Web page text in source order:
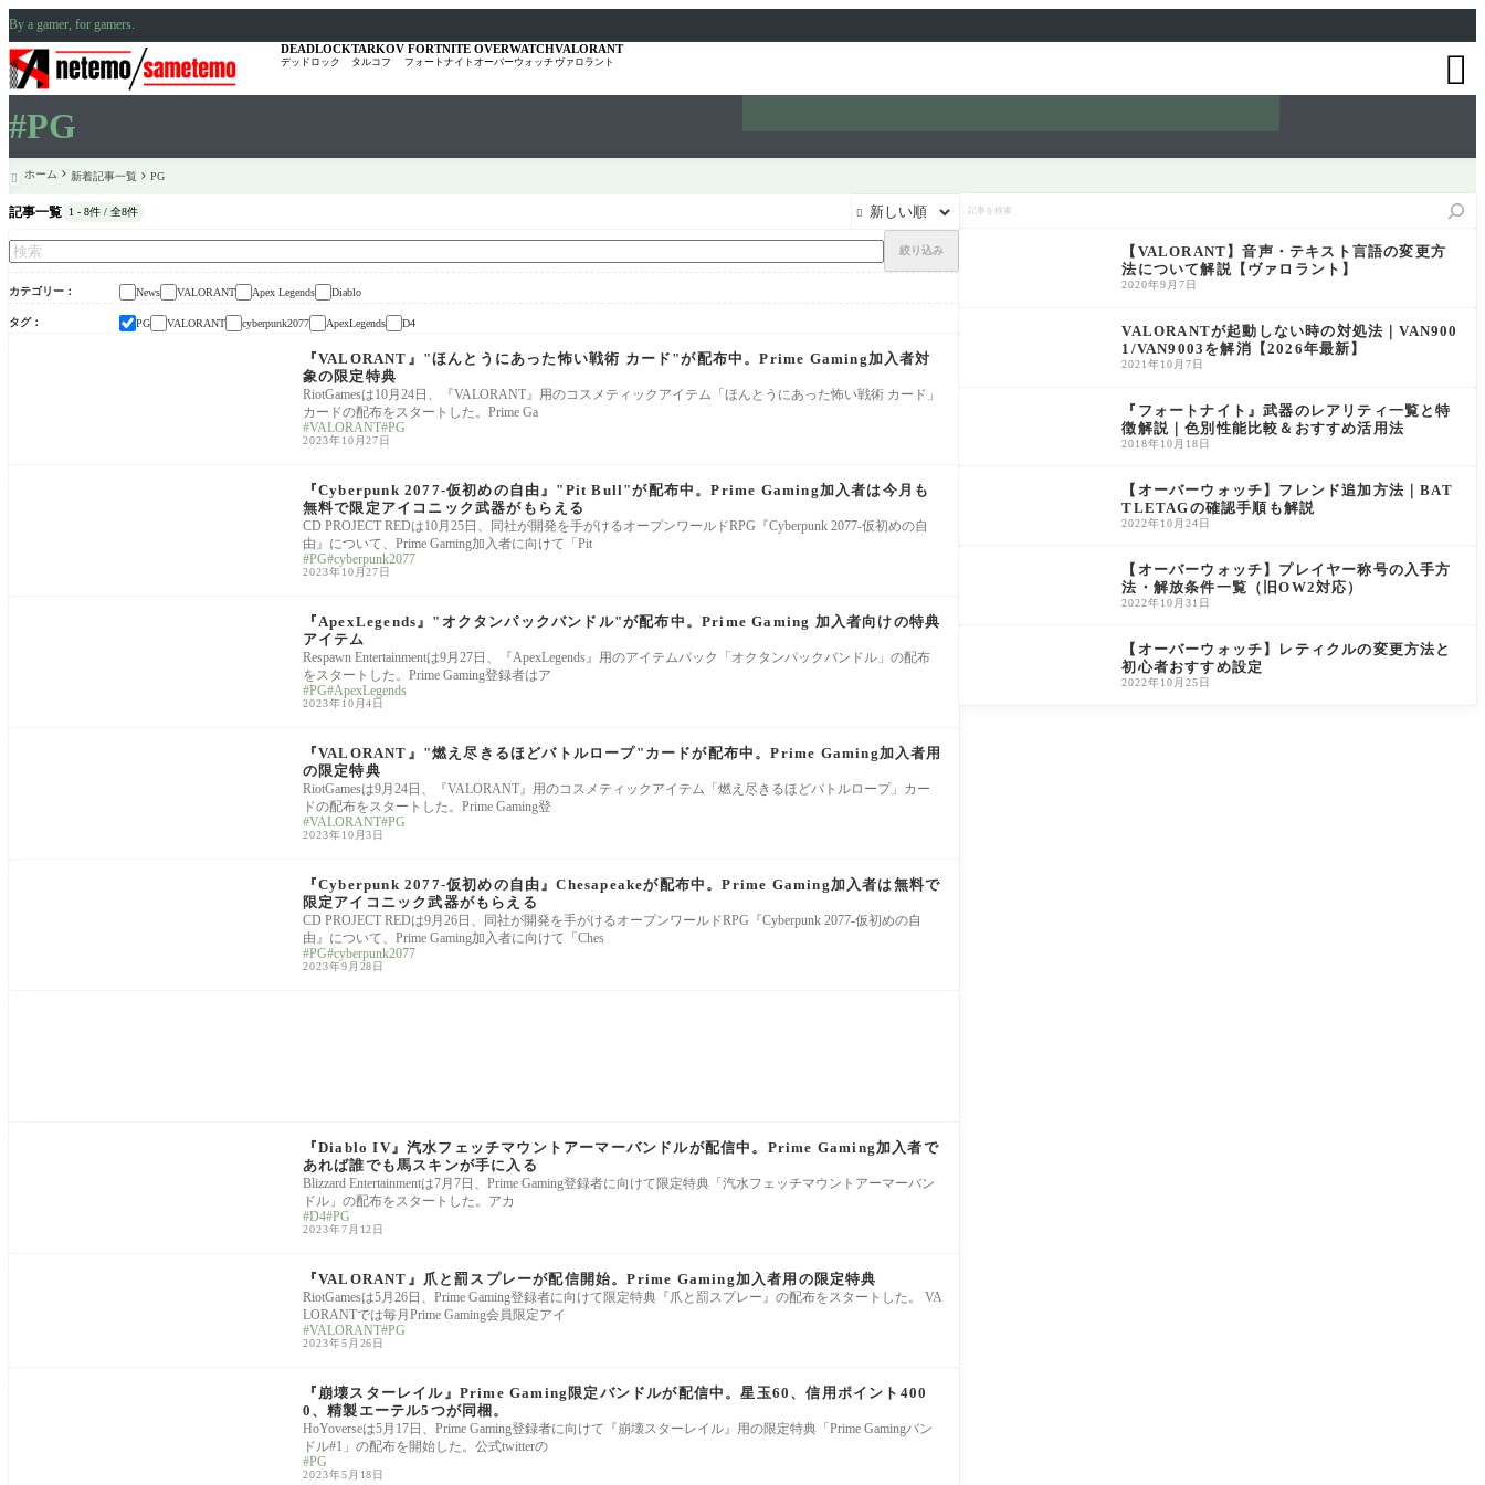
#PG
By a gamer, for gamers.
DEADLOCK
デッドロック
TARKOV
タルコフ
FORTNITE
フォートナイト
OVERWATCH
オーバーウォッチ
VALORANT
ヴァロラント 
 ホーム 新着記事一覧 PG
記事一覧 1 - 8件 / 全8件 
絞り込み
カテゴリー News VALORANT Apex Legends Diablo
タグ PG VALORANT cyberpunk2077 ApexLegends D4
VALORANT
『VALORANT』"ほんとうにあった怖い戦術 カード"が配布中。Prime Gaming加入者対
象の限定特典
RiotGamesは10月24日、『VALORANT』用のコスメティックアイテム「ほんとうにあった怖い戦術 カード」
カードの配布をスタートした。Prime Ga
VALORANT PG
2023年10月27日
『Cyberpunk 2077-仮初めの自由』"Pit Bull"が配布中。Prime Gaming加入者は今月も
無料で限定アイコニック武器がもらえる
CD PROJECT REDは10月25日、同社が開発を手がけるオープンワールドRPG『Cyberpunk 2077-仮初めの自
由』について、Prime Gaming加入者に向けて「Pit
PG cyberpunk2077
2023年10月27日
『ApexLegends』"オクタンパックバンドル"が配布中。Prime Gaming 加入者向けの特典
アイテム
Respawn Entertainmentは9月27日、『ApexLegends』用のアイテムパック「オクタンパックバンドル」の配布
をスタートした。Prime Gaming登録者はア
PG ApexLegends
2023年10月4日
『VALORANT』"燃え尽きるほどバトルロープ"カードが配布中。Prime Gaming加入者用
の限定特典
RiotGamesは9月24日、『VALORANT』用のコスメティックアイテム「燃え尽きるほどバトルロープ」カー
ドの配布をスタートした。Prime Gaming登
VALORANT PG
2023年10月3日
『Cyberpunk 2077-仮初めの自由』Chesapeakeが配布中。Prime Gaming加入者は無料で
限定アイコニック武器がもらえる
CD PROJECT REDは9月26日、同社が開発を手がけるオープンワールドRPG『Cyberpunk 2077-仮初めの自
由』について、Prime Gaming加入者に向けて「Ches
PG cyberpunk2077
2023年9月28日
『Diablo IV』汽水フェッチマウントアーマーバンドルが配信中。Prime Gaming加入者で
あれば誰でも馬スキンが手に入る
Blizzard Entertainmentは7月7日、Prime Gaming登録者に向けて限定特典「汽水フェッチマウントアーマーバン
ドル」の配布をスタートした。アカ
D4 PG
2023年7月12日
『VALORANT』爪と罰スプレーが配信開始。Prime Gaming加入者用の限定特典
RiotGamesは5月26日、Prime Gaming登録者に向けて限定特典『爪と罰スプレー』の配布をスタートした。 VA
LORANTでは毎月Prime Gaming会員限定アイ
VALORANT PG
2023年5月26日
『崩壊スターレイル』Prime Gaming限定バンドルが配信中。星玉60、信用ポイント400
0、精製エーテル5つが同梱。
HoYoverseは5月17日、Prime Gaming登録者に向けて『崩壊スターレイル』用の限定特典「Prime Gamingバン
ドル#1」の配布を開始した。公式twitterの
PG
2023年5月18日
を
【VALORANT】音声・テキスト言語の変更方
法について解説【ヴァロラント】
2020年9月7日
VALORANTが起動しない時の対処法｜VAN900
1/VAN9003を解消【2026年最新】
2021年10月7日
『フォートナイト』武器のレアリティ一覧と特
徴解説｜色別性能比較＆おすすめ活用法
2018年10月18日
【オーバーウォッチ】フレンド追加方法｜BAT
TLETAGの確認手順も解説
2022年10月24日
【オーバーウォッチ】プレイヤー称号の入手方
法・解放条件一覧（旧OW2対応）
2022年10月31日
【オーバーウォッチ】レティクルの変更方法と
初心者おすすめ設定
2022年10月25日